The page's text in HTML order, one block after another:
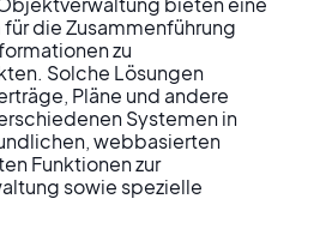
die Zusammenführung
zu
Solche Lösungen
Pläne und andere
Systemen in
webbasierten
Funktionen zur
sowie spezielle